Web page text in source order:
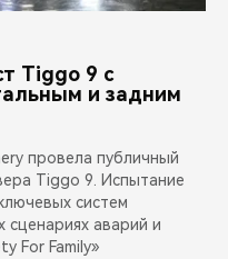
Tiggo 9 с
и задним
провела публичный
Tiggo 9. Испытание
систем
аварий и
For Family»